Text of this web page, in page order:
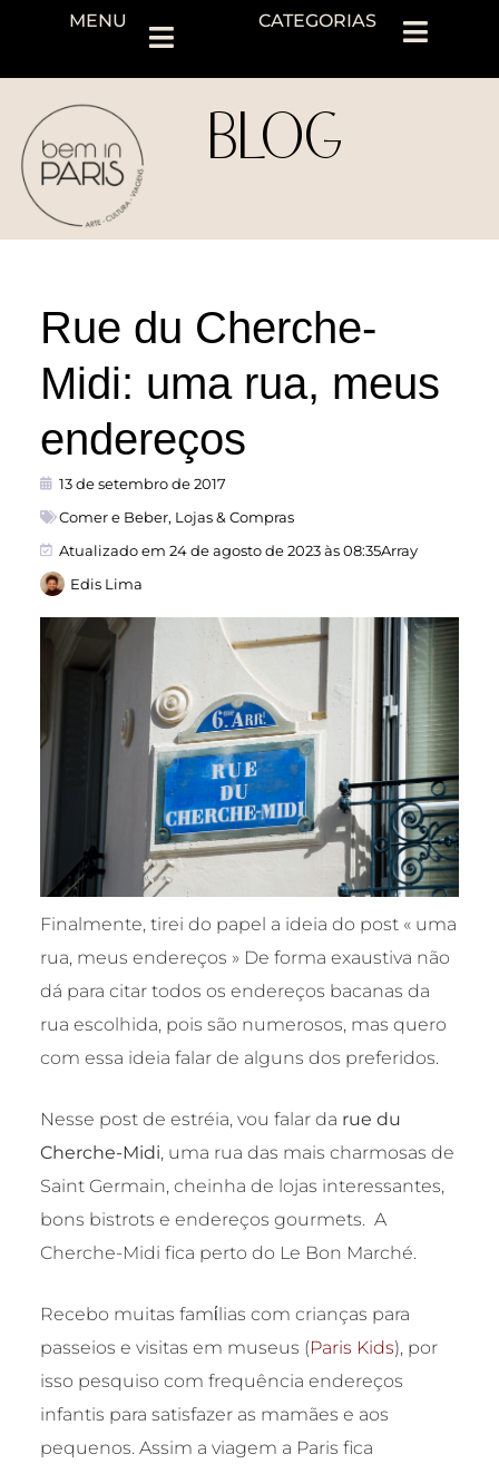
MENU CATEGORIAS
BLOG
Rue du Cherche-
Midi: uma rua, meus
endereços
13 de setembro de 2017
Comer e Beber, Lojas & Compras
Atualizado em 24 de agosto de 2023 às 08:35Array
Edis Lima
Finalmente, tirei do papel a ideia do post « uma
rua, meus endereços » De forma exaustiva não
dá para citar todos os endereços bacanas da
rua escolhida, pois são numerosos, mas quero
com essa ideia falar de alguns dos preferidos.
Nesse post de estréia, vou falar da rue du
Cherche-Midi, uma rua das mais charmosas de
Saint Germain, cheinha de lojas interessantes,
bons bistrots e endereços gourmets. A
Cherche-Midi fica perto do Le Bon Marché.
Recebo muitas famίlias com crianças para
passeios e visitas em museus (Paris Kids), por
isso pesquiso com frequência endereços
infantis para satisfazer as mamães e aos
pequenos. Assim a viagem a Paris fica